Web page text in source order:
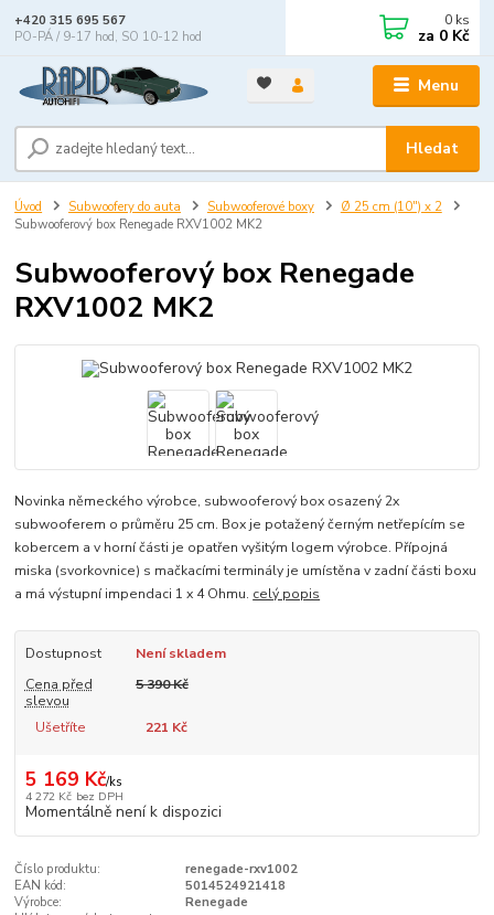
Menu
Hledat
+420 315 695 567
PO-PÁ / 9-17 hod, SO 10-12 hod
0 ks
za 0 Kč
Úvod Subwoofery do auta Subwooferové boxy
Ø 25 cm (10") x 2
Subwooferový box Renegade RXV1002 MK2
Subwooferový box Renegade
RXV1002 MK2
Novinka německého výrobce, subwooferový box osazený 2x
subwooferem o průměru 25 cm. Box je potažený černým netřepícím se
kobercem a v horní části je opatřen vyšitým logem výrobce. Přípojná
miska (svorkovnice) s mačkacími terminály je umístěna v zadní části boxu
a má výstupní impendaci 1 x 4 Ohmu. celý popis
Dostupnost
Není skladem
Cena před
slevou
5 390 Kč
Ušetříte 221 Kč
5 169 Kč/ks
4 272 Kč bez DPH
Momentálně není k dispozici
Číslo produktu:
renegade-rxv1002
EAN kód:
5014524921418
Výrobce:
Renegade